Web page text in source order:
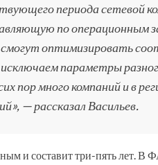
периода сетевой
по операционным
оптимизировать
параметры
пор много компаний и в
— рассказал Васильев.
и составит три-пять лет. В